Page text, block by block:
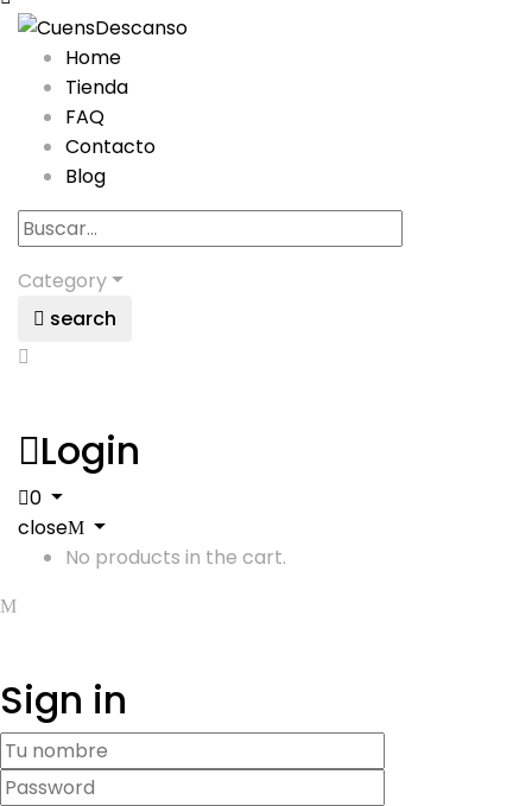
Home
Tienda
FAQ
Contacto
Blog
Category
search
Login
0
close
No products in the cart.
Sign in